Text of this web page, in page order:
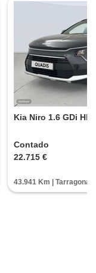
Kia Niro 1.6 GDi
Contado
22.715 €
43.941 Km | Tarragona